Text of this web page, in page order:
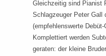
Gleichzeitig sind Pianist
Schlagzeuger Peter Gall
(empfehlenswerte
Komplettiert werden
geraten: der kleine